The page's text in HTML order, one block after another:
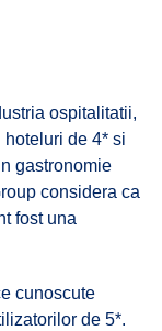
ospitalitatii,
de 4* si
gastronomie
considera ca
fost una
cunoscute
de 5*.